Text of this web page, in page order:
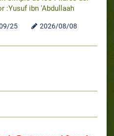
:Yusuf ibn 'Abdullaah
25 2026/08/08